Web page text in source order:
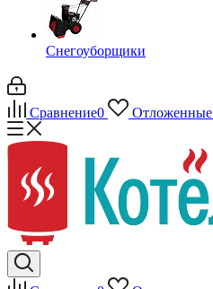
Снегоуборщики
Сравнение0 Отложенные